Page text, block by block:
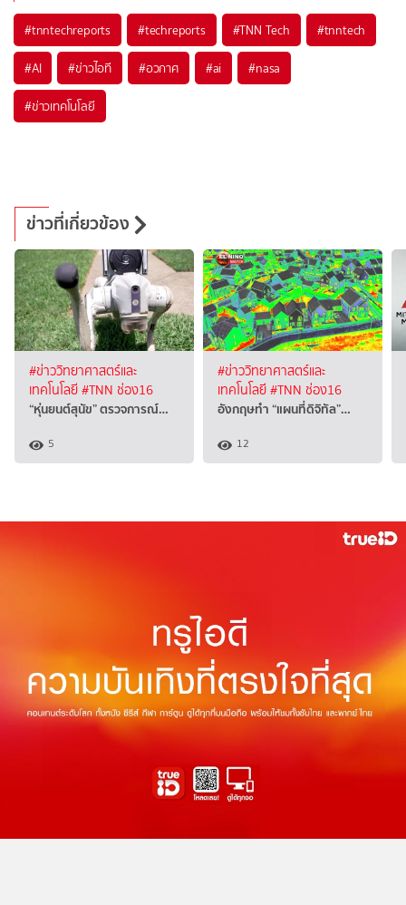
#tnntechreports #techreports #TNN Tech #tnntech
#AI #ข่าวไอที #อวกาศ #ai #nasa
#ข่าวเทคโนโลยี
ข่าวที่เกี่ยวข้อง
#ข่าววิทยาศาสตร์และ
เทคโนโลยี#TNN ช่อง16
“หุ่นยนต์สุนัข” ตรวจการณ์…
5
#ข่าววิทยาศาสตร์และ
เทคโนโลยี#TNN ช่อง16
อังกฤษทำ “แผนที่ดิจิทัล”…
12